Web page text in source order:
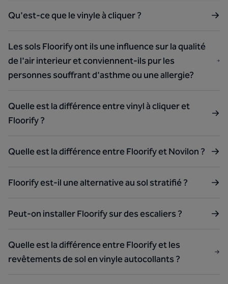
Qu'est-ce que le vinyle à cliquer ?
Les sols Floorify ont ils une influence sur la qualité
de l'air interieur et conviennent-ils pur les
personnes souffrant d'asthme ou une allergie?
Quelle est la différence entre vinyl à cliquer et
Floorify ?
Quelle est la différence entre Floorify et Novilon ?
Floorify est-il une alternative au sol stratifié ?
Peut-on installer Floorify sur des escaliers ?
Quelle est la différence entre Floorify et les
revêtements de sol en vinyle autocollants ?